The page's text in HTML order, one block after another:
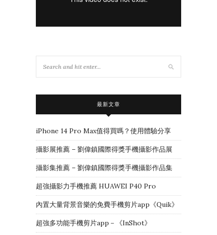
最新文章
iPhone 14 Pro Max值得買嗎？使用體驗分享
攝影展推薦 – 劉偉鎮國際得獎手機攝影作品展
攝影集推薦 – 劉偉鎮國際得獎手機攝影作品集
超強攝影力手機推薦 HUAWEI P40 Pro
內置大量背景音樂的免費手機剪片app《Quik》
超強多功能手機剪片app－《InShot》